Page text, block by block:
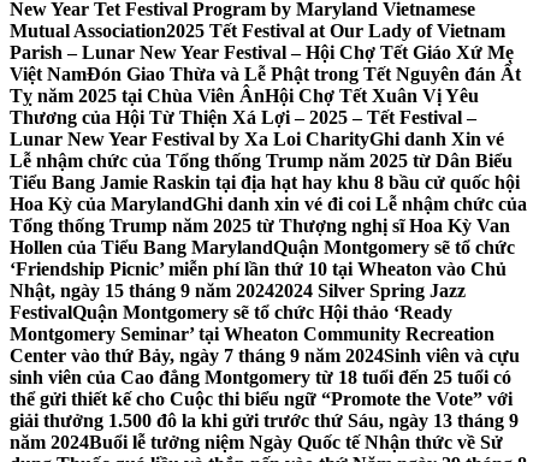
New Year Tet Festival Program by Maryland Vietnamese
Mutual Association2025 Tết Festival at Our Lady of Vietnam
Parish – Lunar New Year Festival – Hội Chợ Tết Giáo Xứ Mẹ
Việt NamĐón Giao Thừa và Lễ Phật trong Tết Nguyên đán Ất
Tỵ năm 2025 tại Chùa Viên ÂnHội Chợ Tết Xuân Vị Yêu
Thương của Hội Từ Thiện Xá Lợi – 2025 – Tết Festival –
Lunar New Year Festival by Xa Loi CharityGhi danh Xin vé
Lễ nhậm chức của Tổng thống Trump năm 2025 từ Dân Biểu
Tiểu Bang Jamie Raskin tại địa hạt hay khu 8 bầu cử quốc hội
Hoa Kỳ của MarylandGhi danh xin vé đi coi Lễ nhậm chức của
Tổng thống Trump năm 2025 từ Thượng nghị sĩ Hoa Kỳ Van
Hollen của Tiểu Bang MarylandQuận Montgomery sẽ tổ chức
‘Friendship Picnic’ miễn phí lần thứ 10 tại Wheaton vào Chủ
Nhật, ngày 15 tháng 9 năm 20242024 Silver Spring Jazz
FestivalQuận Montgomery sẽ tổ chức Hội thảo ‘Ready
Montgomery Seminar’ tại Wheaton Community Recreation
Center vào thứ Bảy, ngày 7 tháng 9 năm 2024Sinh viên và cựu
sinh viên của Cao đẳng Montgomery từ 18 tuổi đến 25 tuổi có
thể gửi thiết kế cho Cuộc thi biểu ngữ “Promote the Vote” với
giải thưởng 1.500 đô la khi gửi trước thứ Sáu, ngày 13 tháng 9
năm 2024Buổi lễ tưởng niệm Ngày Quốc tế Nhận thức về Sử